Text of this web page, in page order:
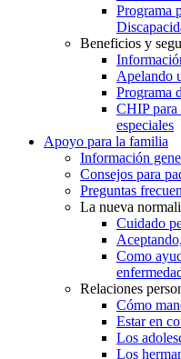
Programa
Beneficios y
Apelando
Programa
CHIP para
especiales
Apoyo para la familia
Información
Consejos para
Preguntas
La nueva
Cuidado
Como
Relaciones
Cómo
Estar en
Los
Los